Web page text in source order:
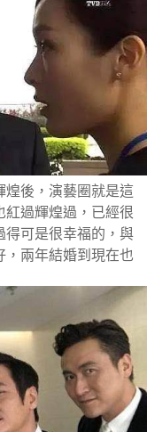
煌後，演藝圈就是這
紅過輝煌過，已經很
得可是很幸福的，與
，兩年結婚到現在也